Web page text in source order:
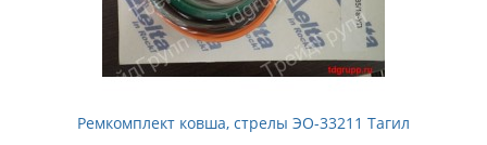
Ремкомплект ковша, стрелы ЭО-33211 Тагил